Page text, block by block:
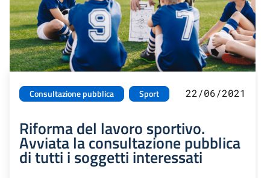
Consultazione pubblica Sport 22/06/2021
Riforma del lavoro sportivo.
Avviata la consultazione pubblica
di tutti i soggetti interessati